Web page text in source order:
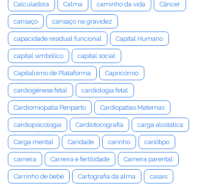
Calculadora Calma caminho da vida Câncer
cansaço cansaço na gravidez
capacidade residual funcional Capital Humano
capital simbólico capital social
Capitalismo de Plataforma Capricórnio
cardiogênese fetal cardiologia fetal
Cardiomiopatia Periparto Cardiopatias Maternas
cardiopsicologia Cardiotocografia carga alostática
Carga mental Caridade carinho cariótipo
carreira Carreira e fertilidade Carreira parental
Carrinho de bebê Cartografia da alma casais